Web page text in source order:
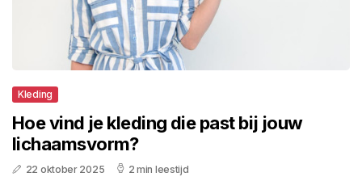
Kleding
Hoe vind je kleding die past bij jouw
lichaamsvorm?
22 oktober 2025 2 min leestijd